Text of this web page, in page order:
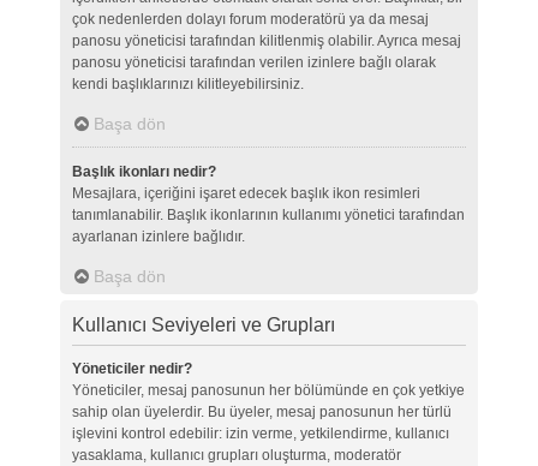
çok nedenlerden dolayı forum moderatörü ya da mesaj
panosu yöneticisi tarafından kilitlenmiş olabilir. Ayrıca mesaj
panosu yöneticisi tarafından verilen izinlere bağlı olarak
kendi başlıklarınızı kilitleyebilirsiniz.
Başa dön
Başlık ikonları nedir?
Mesajlara, içeriğini işaret edecek başlık ikon resimleri
tanımlanabilir. Başlık ikonlarının kullanımı yönetici tarafından
ayarlanan izinlere bağlıdır.
Başa dön
Kullanıcı Seviyeleri ve Grupları
Yöneticiler nedir?
Yöneticiler, mesaj panosunun her bölümünde en çok yetkiye
sahip olan üyelerdir. Bu üyeler, mesaj panosunun her türlü
işlevini kontrol edebilir: izin verme, yetkilendirme, kullanıcı
yasaklama, kullanıcı grupları oluşturma, moderatör